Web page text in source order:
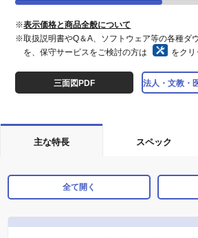
※表示価格と商品全般について
※取扱説明書やQ＆A、ソフトウェア等の各種ダ
を、保守サービスをご検討の方は
をクリ
三面図PDF 法人・文教・
主な特長 スペック
全て開く